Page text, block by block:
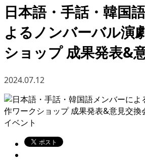
日本語・手話・韓国
よるノンバーバル演
ショップ 成果発表&
2024.07.12
イベント